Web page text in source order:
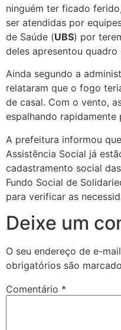
ninguém ter ficado
ser atendidas por
de Saúde (UBS) por
deles apresentou quadro
Ainda segundo a
relataram que o fogo
de casal. Com o vento,
espalhando rapidamente
A prefeitura informou
Assistência Social já
cadastramento social
Fundo Social de
para verificar as
Deixe um
O seu endereço de e-
obrigatórios são
Comentário *